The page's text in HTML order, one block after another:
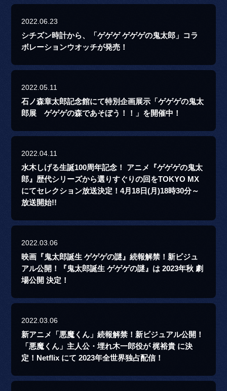
2022.06.23
シチズン時計から、「ゲゲゲ ゲゲゲの鬼太郎」コラ
ボレーションウオッチが発売！
2022.05.11
石ノ森章太郎記念館にて特別企画展示「ゲゲゲの鬼太
郎展 ゲゲゲの森であそぼう！！」を開催中！
2022.04.11
水木しげる生誕100周年記念！ アニメ『ゲゲゲの鬼太
郎』歴代シリーズから選りすぐりの回をTOKYO MX
にてセレクション放送決定！4月18日(月)18時30分～
放送開始!!
2022.03.06
映画『鬼太郎誕生 ゲゲゲの謎』続報解禁！新ビジュ
アル公開！『鬼太郎誕生 ゲゲゲの謎』は 2023年秋 劇
場公開 決定！
2022.03.06
新アニメ「悪魔くん」続報解禁！新ビジュアル公開！
「悪魔くん」主人公・埋れ木一郎役が 梶裕貴 に決
定！Netflix にて 2023年全世界独占配信！